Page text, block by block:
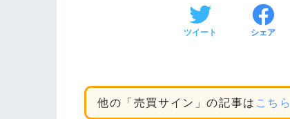
ツイート シェア
他の「売買サイン」の記事は こちら